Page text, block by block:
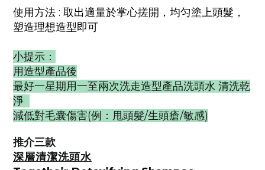
使用方法 : 取出適量於掌心搓開，均匀塗上頭髮，
塑造理想造型即可
小提示：
用造型產品後
最好一星期用一至兩次洗走造型產品洗頭水 清洗乾
淨
減低對毛囊傷害(例：甩頭髮/生頭瘡/敏感)
推介三款
深層清潔洗頭水